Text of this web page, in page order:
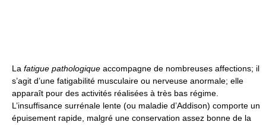
La fatigue pathologique accompagne de nombreuses affections; il
s’agit d’une fatigabilité musculaire ou nerveuse anormale; elle
apparaît pour des activités réalisées à très bas régime.
L’insuffisance surrénale lente (ou maladie d’Addison) comporte un
épuisement rapide, malgré une conservation assez bonne de la